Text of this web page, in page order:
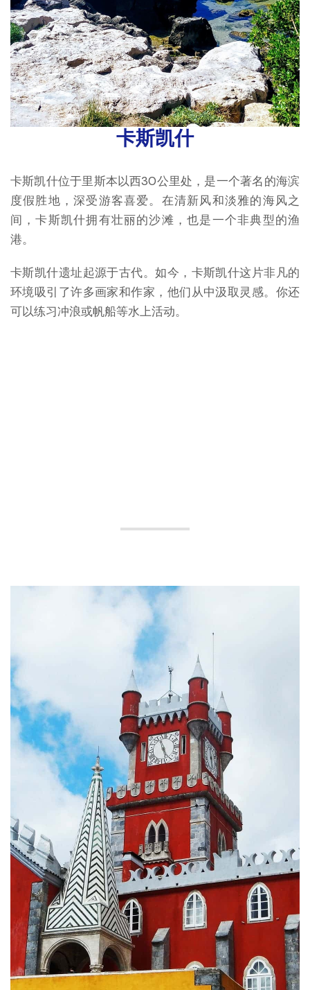
卡斯凯什
卡斯凯什位于里斯本以西30公里处，是一个著名的海滨
度假胜地，深受游客喜爱。在清新风和淡雅的海风之
间，卡斯凯什拥有壮丽的沙滩，也是一个非典型的渔
港。
卡斯凯什遗址起源于古代。如今，卡斯凯什这片非凡的
环境吸引了许多画家和作家，他们从中汲取灵感。你还
可以练习冲浪或帆船等水上活动。